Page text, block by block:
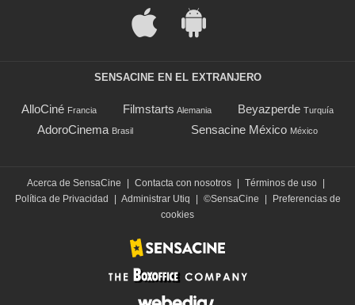
SENSACINE EN EL EXTRANJERO
AlloCiné Francia Filmstarts Alemania Beyazperde Turquía
AdoroCinema Brasil Sensacine México México
Acerca de SensaCine | Contacta con nosotros | Términos de uso |
Política de Privacidad
| Administrar Utiq | ©SensaCine |
Preferencias de
cookies